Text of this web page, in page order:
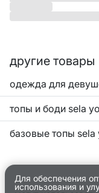
другие товары
одежда для
топы и боди sela
базовые топы sela
Для обеспечения
использования и